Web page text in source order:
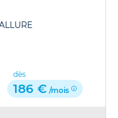
dès
186 € /mois